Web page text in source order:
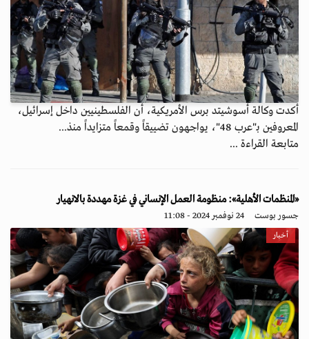
أكدت وكالة أسوشيتد برس الأمريكية، أن الفلسطينيين داخل إسرائيل،
المعروفين بـ"عرب 48"، يواجهون تضييقاً وقمعاً متزايداً منذ...
متابعة القراءة ...
«المنظمات الأهلية»: منظومة العمل الإنساني في غزة مهددة بالانهيار
جسور بوست 24 نوفمبر 2024 - 11:08
أخبار